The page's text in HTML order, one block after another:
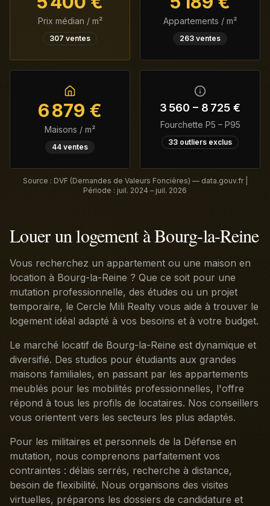
Prix médian / m²
307 ventes
Appartements / m²
263 ventes
6 879 €
Maisons / m²
44 ventes
3 560 – 8 725 €
Fourchette P5 – P95
33 outliers exclus
Source : DVF (Demandes de Valeurs Foncières) — data.gouv.fr |
Période : juil. 2024 – juil. 2026
Louer un logement à Bourg-la-Reine
Vous recherchez un appartement ou une maison en
location à Bourg-la-Reine ? Que ce soit pour une
mutation professionnelle, des études ou un projet
temporaire, le Cercle Mili Realty vous aide à trouver le
logement idéal adapté à vos besoins et à votre budget.
Le marché locatif de Bourg-la-Reine est dynamique et
diversifié. Des studios pour étudiants aux grandes
maisons familiales, en passant par les appartements
meublés pour les mobilités professionnelles, l'offre
répond à tous les profils de locataires. Nos conseillers
vous orientent vers les secteurs les plus adaptés.
Pour les militaires et personnels de la Défense en
mutation, nous comprenons parfaitement vos
contraintes : délais serrés, recherche à distance,
besoin de flexibilité. Nous organisons des visites
virtuelles, préparons les dossiers de candidature et